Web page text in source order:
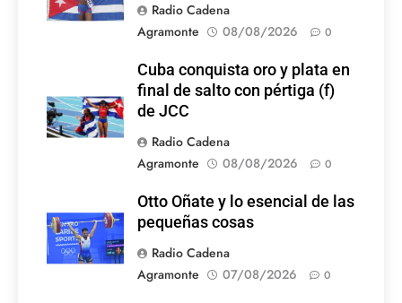
Radio Cadena
Agramonte
08/08/2026 0
Cuba conquista oro y plata en
final de salto con pértiga (f)
de JCC
Radio Cadena
Agramonte
08/08/2026 0
Otto Oñate y lo esencial de las
pequeñas cosas
Radio Cadena
Agramonte
07/08/2026 0